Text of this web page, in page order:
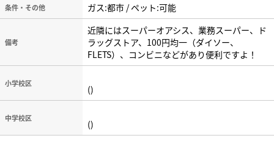
条件・その他 ガス:都市 / ペット:可能
備考
近隣にはスーパーオアシス、業務スーパー、ド
ラッグストア、100円均一（ダイソー、
FLETS）、コンビニなどがあり便利ですよ！
小学校区 ()
中学校区 ()